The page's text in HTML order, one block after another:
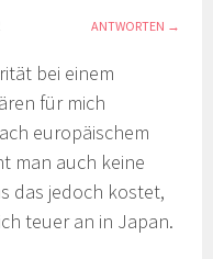
ANTWORTEN
bei einem
für mich
europäischem
man auch keine
das jedoch kostet,
teuer an in Japan.